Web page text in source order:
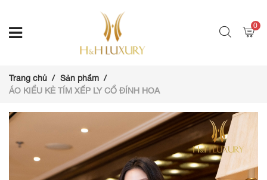
0
Trang chủ
Sản phẩm
ÁO KIỂU KẺ TÍM XẾP LY CỔ ĐÍNH HOA